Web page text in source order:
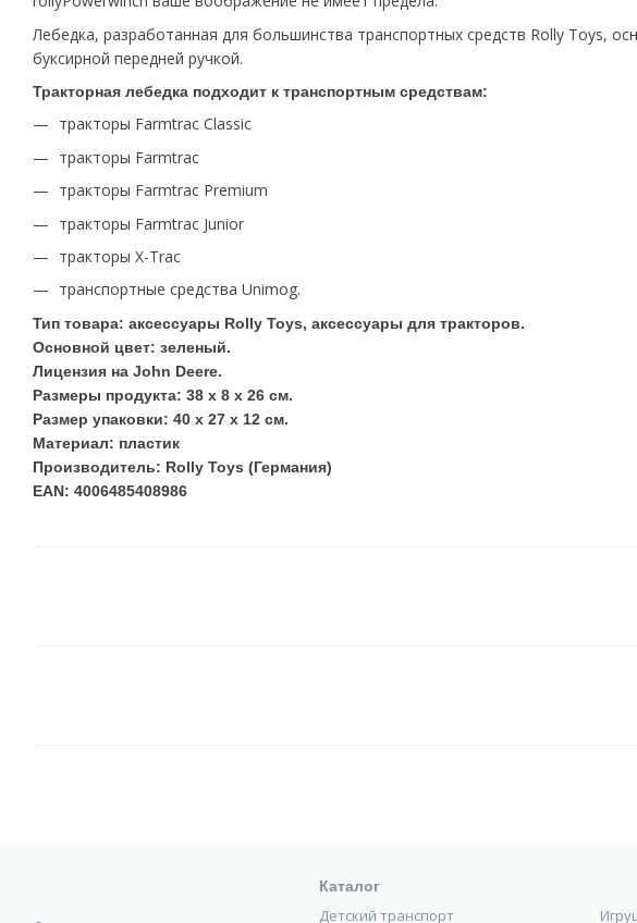
Лебедка, разработанная для большинства транспортных средств Rolly Toys,
буксирной передней ручкой.
Тракторная лебедка подходит к транспортным средствам:
тракторы Farmtrac Classic
тракторы Farmtrac
тракторы Farmtrac Premium
тракторы Farmtrac Junior
тракторы X-Trac
транспортные средства Unimog.
Тип товара: аксессуары Rolly Toys, аксессуары для тракторов.
Основной цвет: зеленый.
Лицензия на John Deere.
Размеры продукта: 38 x 8 x 26 см.
Размер упаковки: 40 x 27 x 12 см.
Материал: пластик
Производитель: Rolly Toys (Германия)
EAN: 4006485408986
Каталог
Детский транспорт